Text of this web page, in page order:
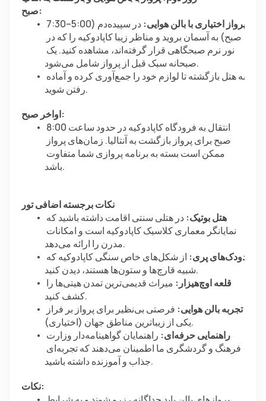
صبح:
پرواز اختیاری با بالن هوایی:
صبحانه سبک قبل از پرواز شامل می‌شود.
رفتن شوید.
اواخر صبح:
باشد.
نکات برجسته اضافی تور
هتل بوتیک:
مدرن را ارائه می‌دهد.
دودک‌های پری:
شبیه قارچ‌ها و ستون‌ها هستند، دیدن کنید.
قلعه اوچ‌هیزار:
کشف کنید.
تجربه بالن هوایی:
یکی از زیباترین مناطق جهان (اختیاری).
راهنمایی حرفه‌ای:
جذاب و آموزنده داشته باشید.
نکات: